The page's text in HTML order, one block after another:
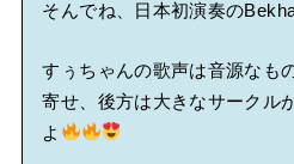
そんでね、日本初演奏の
すぅちゃんの歌声は音源なも
寄せ、後方は大きなサークル
よ